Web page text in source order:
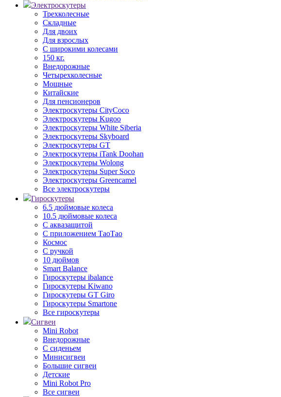
Электроскутеры
Трехколесные
Складные
Для двоих
Для взрослых
С широкими колесами
150 кг.
Внедорожные
Четырехколесные
Мощные
Китайские
Для пенсионеров
Электроскутеры CityCoco
Электроскутеры Kugoo
Электроскутеры White Siberia
Электроскутеры Skyboard
Электроскутеры GT
Электроскутеры iTank Doohan
Электроскутеры Wolong
Электроскутеры Super Soco
Электроскутеры Greencamel
Все электроскутеры
Гироскутеры
6.5 дюймовые колеса
10.5 дюймовые колеса
С аквазащитой
С приложением ТаоТао
Космос
С ручкой
10 дюймов
Smart Balance
Гироскутеры ibalance
Гироскутеры Kiwano
Гироскутеры GT Giro
Гироскутеры Smartone
Все гироскутеры
Сигвеи
Mini Robot
Внедорожные
С сиденьем
Минисигвеи
Большие сигвеи
Детские
Mini Robot Pro
Все сигвеи